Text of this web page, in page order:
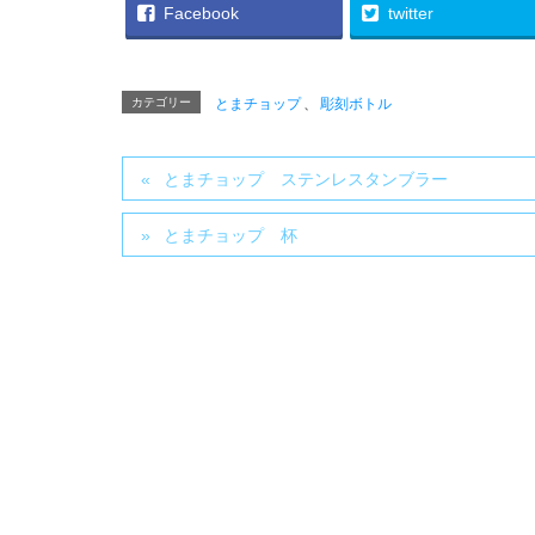
Facebook twitter
カテゴリー とまチョップ 、 彫刻ボトル
とまチョップ ステンレスタンブラー
とまチョップ 杯